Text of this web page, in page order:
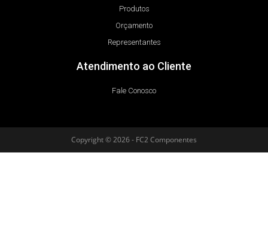
Produtos
Orçamento
Representantes
Atendimento ao Cliente
Fale Conosco
Copyright © 2026 - FC2 Componentes